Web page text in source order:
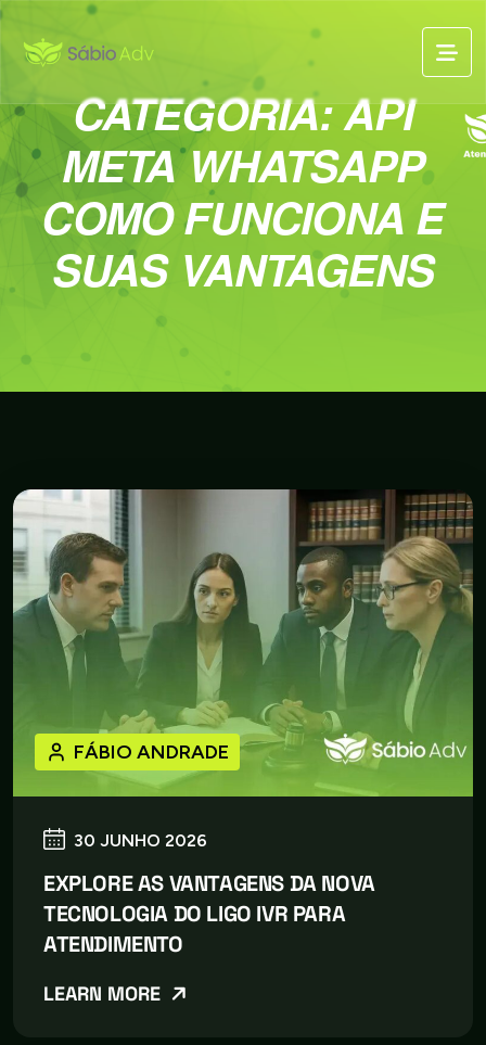
CATEGORIA:API
META WHATSAPP
COMO FUNCIONA E
SUAS VANTAGENS
30 JUNHO 2026
FÁBIO ANDRADE
EXPLORE AS VANTAGENS DA NOVA
TECNOLOGIA DO LIGO IVR PARA
ATENDIMENTO
LEARN MORE